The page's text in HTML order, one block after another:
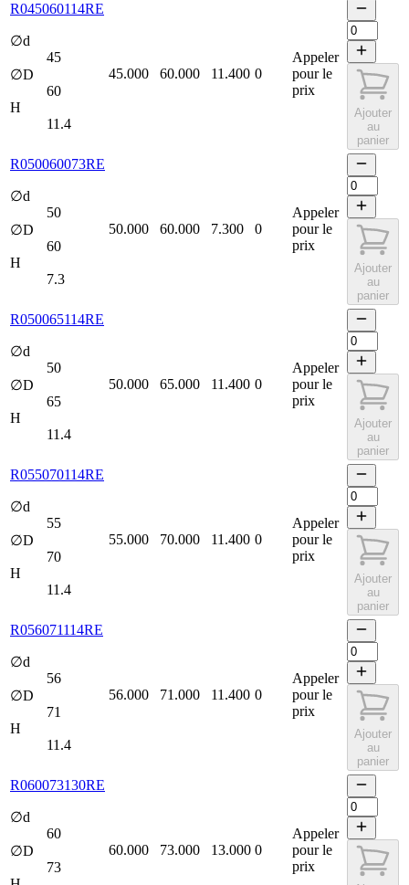
R045060114RE
∅d
45
∅D
60
H
11.4
45.000 60.000 11.400 0
Appeler
pour le
prix
Ajouter
au
panier
R050060073RE
∅d
50
∅D
60
H
7.3
50.000 60.000 7.300 0
Appeler
pour le
prix
Ajouter
au
panier
R050065114RE
∅d
50
∅D
65
H
11.4
50.000 65.000 11.400 0
Appeler
pour le
prix
Ajouter
au
panier
R055070114RE
∅d
55
∅D
70
H
11.4
55.000 70.000 11.400 0
Appeler
pour le
prix
Ajouter
au
panier
R056071114RE
∅d
56
∅D
71
H
11.4
56.000 71.000 11.400 0
Appeler
pour le
prix
Ajouter
au
panier
R060073130RE
∅d
60
∅D
73
60.000 73.000 13.000 0
Appeler
pour le
prix